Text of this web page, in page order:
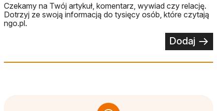
Czekamy na Twój artykuł, komentarz, wywiad czy relację.
Dotrzyj ze swoją informacją do tysięcy osób, które czytają
ngo.pl.
Dodaj